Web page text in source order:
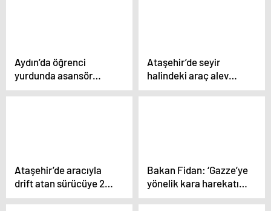
Aydın’da öğrenci
yurdunda asansör
kazası: 1 ölü
Ataşehir’de seyir
halindeki araç alev
alev yandı
Ataşehir’de aracıyla
drift atan sürücüye 20
bin 342 TL ceza
Bakan Fidan: ‘Gazze’ye
yönelik kara harekatı
bu vahşeti katliama